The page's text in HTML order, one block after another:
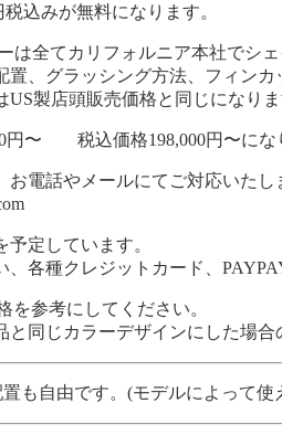
込みが無料になります。
全てカリフォルニア本社でシェ
、グラッシング方法、フィンカ
製店頭販売価格と同じになりま
円〜 税込価格198,000円〜にな
電話やメールにてご対応いたし
定しています。
各種クレジットカード、
を参考にしてください。
同じカラーデザインにした場
も自由です。(モデルによって使